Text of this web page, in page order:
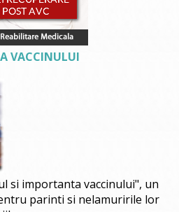
VACCINULUI
si importanta vaccinului", un
parinti si nelamuririle lor